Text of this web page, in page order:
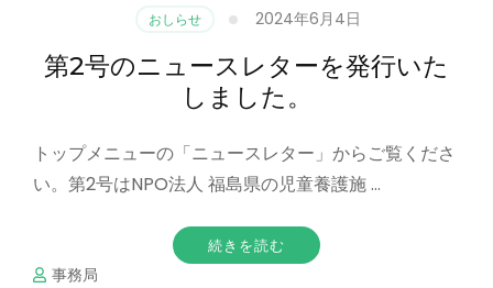
おしらせ 2024年6月4日
第2号のニュースレターを発行いた
しました。
トップメニューの「ニュースレター」からご覧くださ
い。第2号はNPO法人 福島県の児童養護施 …
続きを読む
事務局